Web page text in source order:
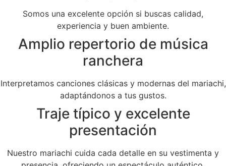
Somos una excelente opción si buscas calidad,
experiencia y buen ambiente.
Amplio repertorio de música
ranchera
Interpretamos canciones clásicas y modernas del mariachi,
adaptándonos a tus gustos.
Traje típico y excelente
presentación
Nuestro mariachi cuida cada detalle en su vestimenta y